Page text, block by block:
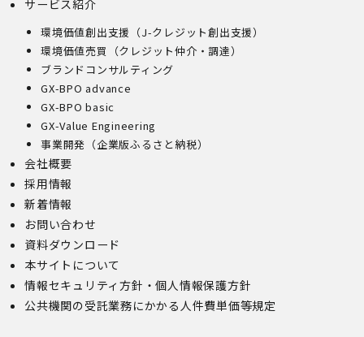
に定める要件を満たす場合には、当社の定める手続に従っ
て速やかに対応します。
開示等のお求めについては、以下のお問い合わせ窓口まで
(2)開示等の求めに関するお手続
お申し出受付け後、当社「保有個人情報に関する開示等の
請求書」を送付いたします。 ご記入いただいた「請求
書」と「本人確認書類のコピー」、代理人によるお求めの
場合は「代理人であることを確認する書類」を送付してく
ださい。また、各資料に含まれる本籍地情報は都道府県ま
い。
・ 本人確認書類の写し（運転免許証、パスポート、健康
保険証、住民票、年金手帳等）
・ 代理人であることを確認する書類
・ 代理人様ご本人の本人確認書類の写し
・ いずれかの写し（戸籍謄本、住民票（続柄の記載され
サービス紹介
環境価値創出支援（J-クレジット創出支援）
環境価値売買（クレジット仲介・調達）
ブランドコンサルティング
GX-BPO advance
GX-BPO basic
GX-Value Engineering
事業開発（企業版ふるさと納税）
会社概要
採用情報
新着情報
お問い合わせ
資料ダウンロード
本サイトについて
情報セキュリティ方針・個人情報保護方針
公共機関の受託業務にかかる人件費単価等規定